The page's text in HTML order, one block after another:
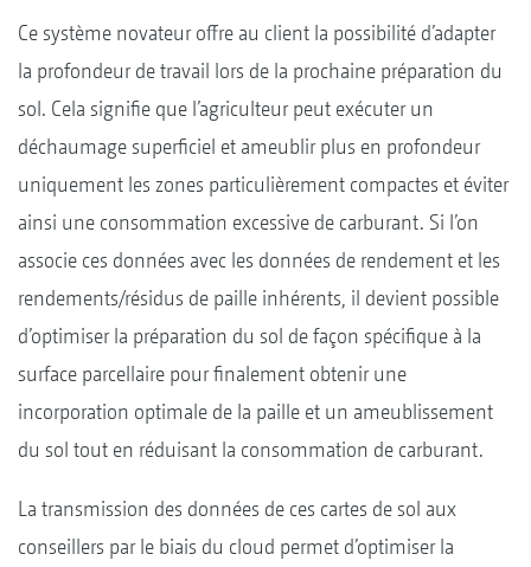
Ce système novateur offre au client la possibilité d’adapter
la profondeur de travail lors de la prochaine préparation du
sol. Cela signifie que l’agriculteur peut exécuter un
déchaumage superficiel et ameublir plus en profondeur
uniquement les zones particulièrement compactes et éviter
ainsi une consommation excessive de carburant. Si l’on
associe ces données avec les données de rendement et les
rendements/résidus de paille inhérents, il devient possible
d’optimiser la préparation du sol de façon spécifique à la
surface parcellaire pour finalement obtenir une
incorporation optimale de la paille et un ameublissement
du sol tout en réduisant la consommation de carburant.
La transmission des données de ces cartes de sol aux
conseillers par le biais du cloud permet d’optimiser la